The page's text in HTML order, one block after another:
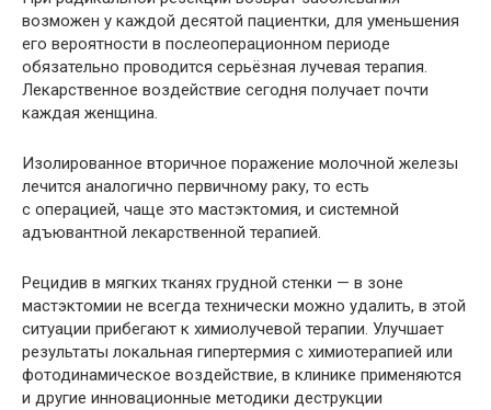
возможен у каждой десятой пациентки, для уменьшения
его вероятности в послеоперационном периоде
обязательно проводится серьёзная лучевая терапия.
Лекарственное воздействие сегодня получает почти
каждая женщина.
Изолированное вторичное поражение молочной железы
лечится аналогично первичному раку, то есть
с операцией, чаще это мастэктомия, и системной
адъювантной лекарственной терапией.
Рецидив в мягких тканях грудной стенки — в зоне
мастэктомии не всегда технически можно удалить, в этой
ситуации прибегают к химиолучевой терапии. Улучшает
результаты локальная гипертермия с химиотерапией или
фотодинамическое воздействие, в клинике применяются
и другие инновационные методики деструкции